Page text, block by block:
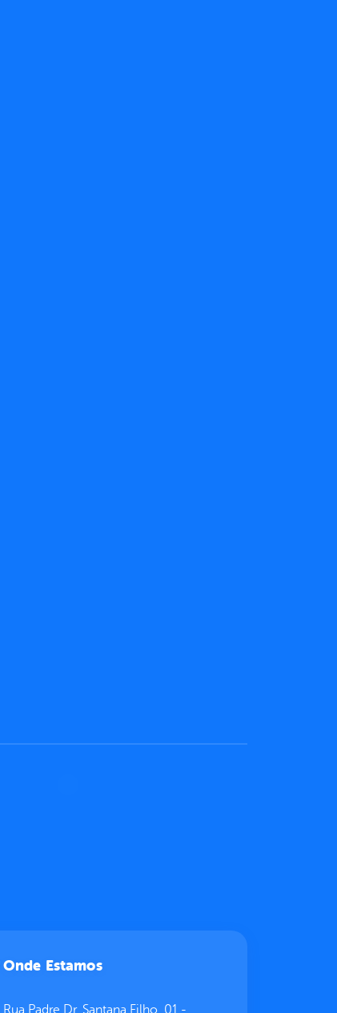
Onde Estamos